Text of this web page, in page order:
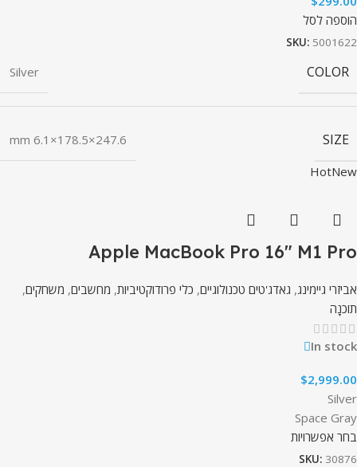
הוספה לסל
SKU: 5001622
COLOR
Silver
SIZE
247.6×178.5×6.1 mm
HotNew
Apple MacBook Pro 16″ M1 Pro
אביזרי גיימינג, גאדג'טים טכנולוגיים, כלי פרודוקטיביות, מחשבים, משחקים,
תוֹכנָה
In stock
$2,999.00
Silver
Space Gray
בחר אפשרויות
SKU: 30876